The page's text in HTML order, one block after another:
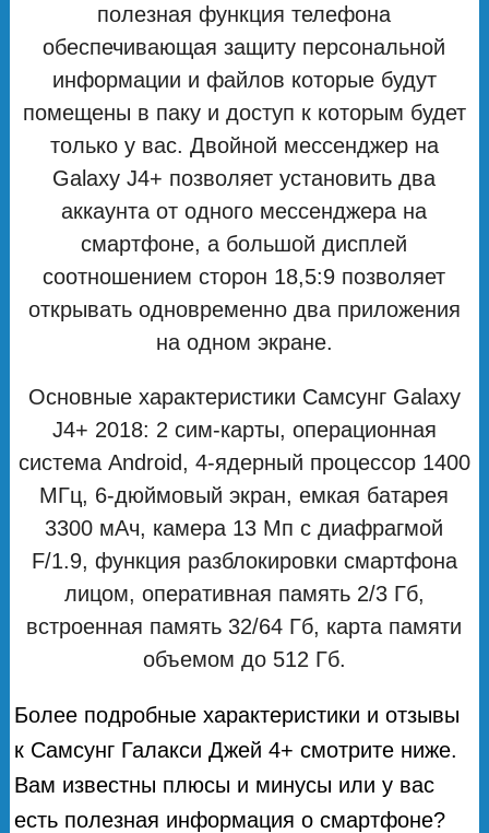
полезная функция телефона
обеспечивающая защиту персональной
информации и файлов которые будут
помещены в паку и доступ к которым будет
только у вас. Двойной мессенджер на
Galaxy J4+ позволяет установить два
аккаунта от одного мессенджера на
смартфоне, а большой дисплей
соотношением сторон 18,5:9 позволяет
открывать одновременно два приложения
на одном экране.
Основные характеристики Самсунг Galaxy
J4+ 2018: 2 сим-карты, операционная
система Android, 4-ядерный процессор 1400
МГц, 6-дюймовый экран, емкая батарея
3300 мАч, камера 13 Мп с диафрагмой
F/1.9, функция разблокировки смартфона
лицом, оперативная память 2/3 Гб,
встроенная память 32/64 Гб, карта памяти
объемом до 512 Гб.
Более подробные характеристики и отзывы
к Самсунг Галакси Джей 4+ смотрите ниже.
Вам известны плюсы и минусы или у вас
есть полезная информация о смартфоне?